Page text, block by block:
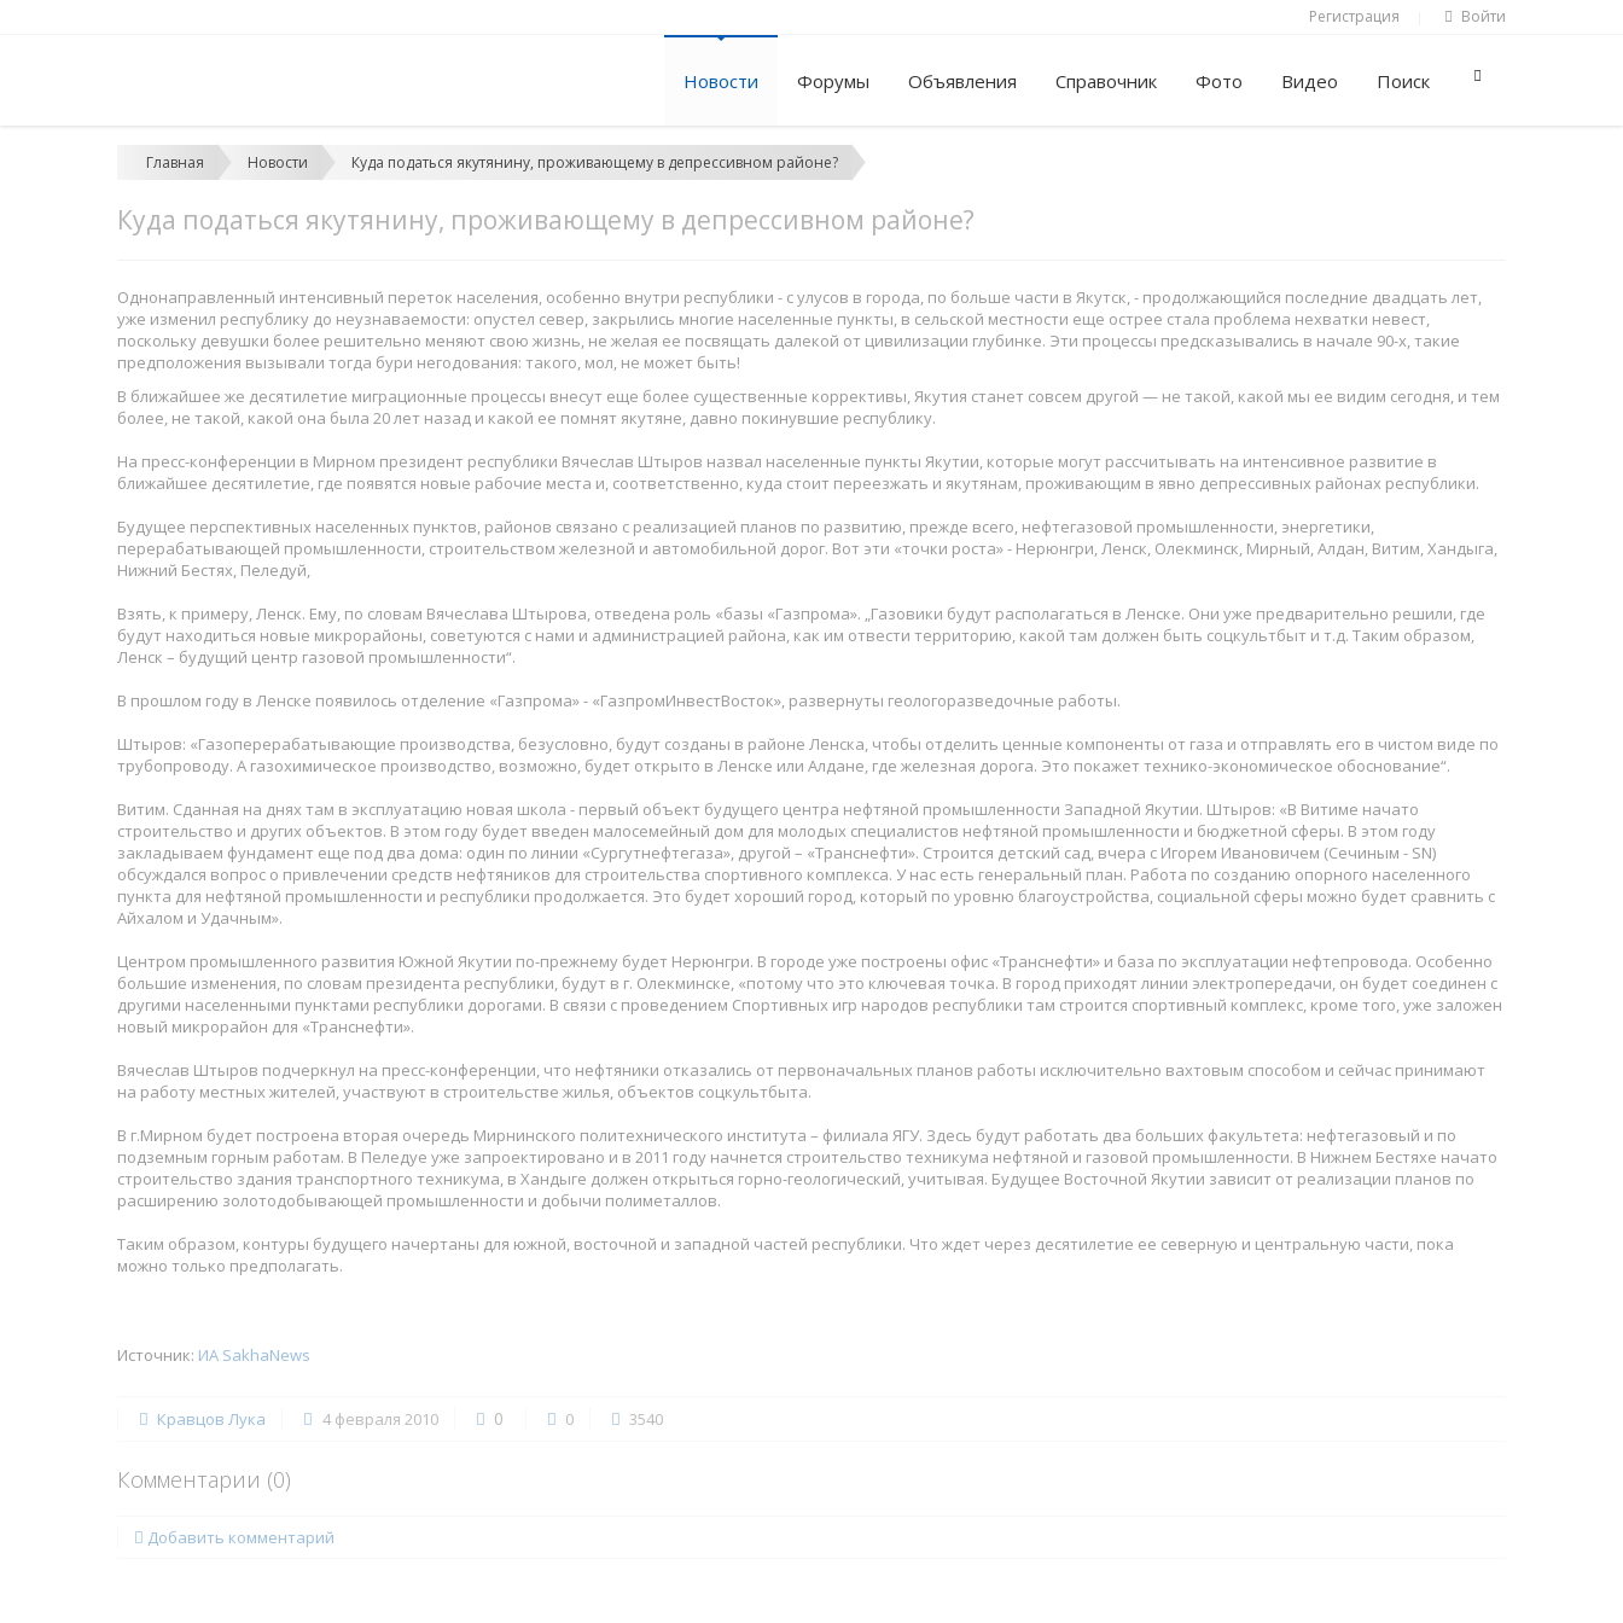
Регистрация Войти
Новости Форумы Объявления Справочник Фото Видео Поиск
Главная Новости Куда податься якутянину, проживающему в депрессивном районе?
Куда податься якутянину, проживающему в депрессивном районе?
Однонаправленный интенсивный переток населения, особенно внутри республики - с улусов в города, по больше части в Якутск, - продолжающийся последние двадцать лет,
уже изменил республику до неузнаваемости: опустел север, закрылись многие населенные пункты, в сельской местности еще острее стала проблема нехватки невест,
поскольку девушки более решительно меняют свою жизнь, не желая ее посвящать далекой от цивилизации глубинке. Эти процессы предсказывались в начале 90-х, такие
предположения вызывали тогда бури негодования: такого, мол, не может быть!
В ближайшее же десятилетие миграционные процессы внесут еще более существенные коррективы, Якутия станет совсем другой — не такой, какой мы ее видим сегодня, и тем
более, не такой, какой она была 20 лет назад и какой ее помнят якутяне, давно покинувшие республику.
На пресс-конференции в Мирном президент республики Вячеслав Штыров назвал населенные пункты Якутии, которые могут рассчитывать на интенсивное развитие в
ближайшее десятилетие, где появятся новые рабочие места и, соответственно, куда стоит переезжать и якутянам, проживающим в явно депрессивных районах республики.
Будущее перспективных населенных пунктов, районов связано с реализацией планов по развитию, прежде всего, нефтегазовой промышленности, энергетики,
перерабатывающей промышленности, строительством железной и автомобильной дорог. Вот эти «точки роста» - Нерюнгри, Ленск, Олекминск, Мирный, Алдан, Витим, Хандыга,
Нижний Бестях, Пеледуй,
Взять, к примеру, Ленск. Ему, по словам Вячеслава Штырова, отведена роль «базы «Газпрома». „Газовики будут располагаться в Ленске. Они уже предварительно решили, где
будут находиться новые микрорайоны, советуются с нами и администрацией района, как им отвести территорию, какой там должен быть соцкультбыт и т.д. Таким образом,
Ленск – будущий центр газовой промышленности“.
В прошлом году в Ленске появилось отделение «Газпрома» - «ГазпромИнвестВосток», развернуты геологоразведочные работы.
Штыров: «Газоперерабатывающие производства, безусловно, будут созданы в районе Ленска, чтобы отделить ценные компоненты от газа и отправлять его в чистом виде по
трубопроводу. А газохимическое производство, возможно, будет открыто в Ленске или Алдане, где железная дорога. Это покажет технико-экономическое обоснование“.
Витим. Сданная на днях там в эксплуатацию новая школа - первый объект будущего центра нефтяной промышленности Западной Якутии. Штыров: «В Витиме начато
строительство и других объектов. В этом году будет введен малосемейный дом для молодых специалистов нефтяной промышленности и бюджетной сферы. В этом году
закладываем фундамент еще под два дома: один по линии «Сургутнефтегаза», другой – «Транснефти». Строится детский сад, вчера с Игорем Ивановичем (Сечиным - SN)
обсуждался вопрос о привлечении средств нефтяников для строительства спортивного комплекса. У нас есть генеральный план. Работа по созданию опорного населенного
пункта для нефтяной промышленности и республики продолжается. Это будет хороший город, который по уровню благоустройства, социальной сферы можно будет сравнить с
Айхалом и Удачным».
Центром промышленного развития Южной Якутии по-прежнему будет Нерюнгри. В городе уже построены офис «Транснефти» и база по эксплуатации нефтепровода. Особенно
большие изменения, по словам президента республики, будут в г. Олекминске, «потому что это ключевая точка. В город приходят линии электропередачи, он будет соединен с
другими населенными пунктами республики дорогами. В связи с проведением Спортивных игр народов республики там строится спортивный комплекс, кроме того, уже заложен
новый микрорайон для «Транснефти».
Вячеслав Штыров подчеркнул на пресс-конференции, что нефтяники отказались от первоначальных планов работы исключительно вахтовым способом и сейчас принимают
на работу местных жителей, участвуют в строительстве жилья, объектов соцкультбыта.
В г.Мирном будет построена вторая очередь Мирнинского политехнического института – филиала ЯГУ. Здесь будут работать два больших факультета: нефтегазовый и по
подземным горным работам. В Пеледуе уже запроектировано и в 2011 году начнется строительство техникума нефтяной и газовой промышленности. В Нижнем Бестяхе начато
строительство здания транспортного техникума, в Хандыге должен открыться горно-геологический, учитывая. Будущее Восточной Якутии зависит от реализации планов по
расширению золотодобывающей промышленности и добычи полиметаллов.
Таким образом, контуры будущего начертаны для южной, восточной и западной частей республики. Что ждет через десятилетие ее северную и центральную части, пока
можно только предполагать.
Источник: ИА SakhaNews
Кравцов Лука 4 февраля 2010 0 0 3540
Комментарии (0)
Добавить комментарий